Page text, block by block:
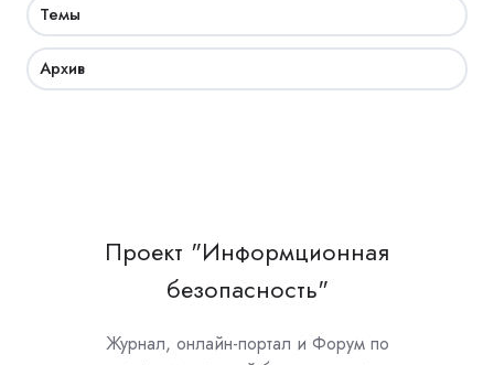
Темы
Архив
Проект "Информционная
безопасность"
Журнал, онлайн-портал и Форум по